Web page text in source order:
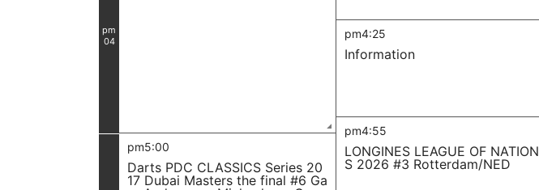
pm
04
pm4:25
Information
pm4:55
LONGINES LEAGUE OF NATION
S 2026 #3 Rotterdam/NED
pm5:00
Darts PDC CLASSICS Series 20
17 Dubai Masters the final #6 Ga